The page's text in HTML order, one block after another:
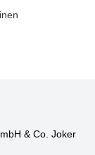
& Co. Joker